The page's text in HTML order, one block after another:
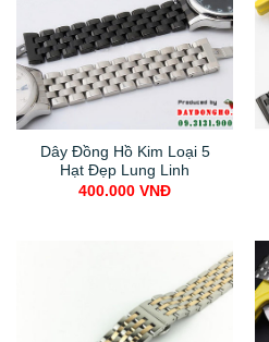
Dây Đồng Hồ Kim Loại 5
Hạt Đẹp Lung Linh
400.000 VNĐ